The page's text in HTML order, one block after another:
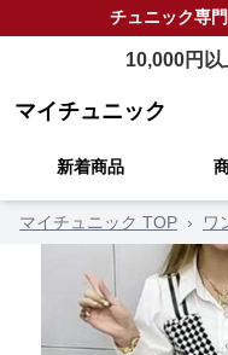
チュニック専
10,000円以
マイチュニック
新着商品
マイチュニック TOP › ワ